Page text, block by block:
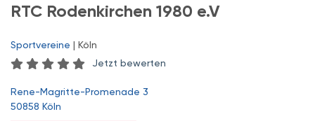
RTC Rodenkirchen 1980 e.V
Sportvereine | Köln
Jetzt bewerten
Rene-Magritte-Promenade 3
50858 Köln